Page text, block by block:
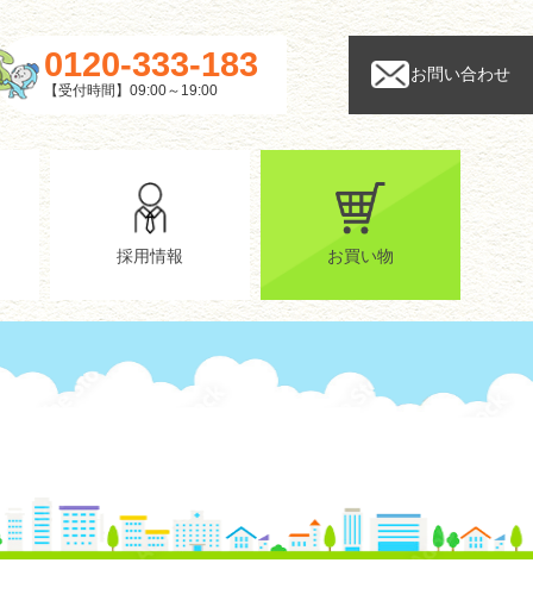
0120-333-183
【受付時間】09:00～19:00
お問い合わせ
採用情報 お買い物